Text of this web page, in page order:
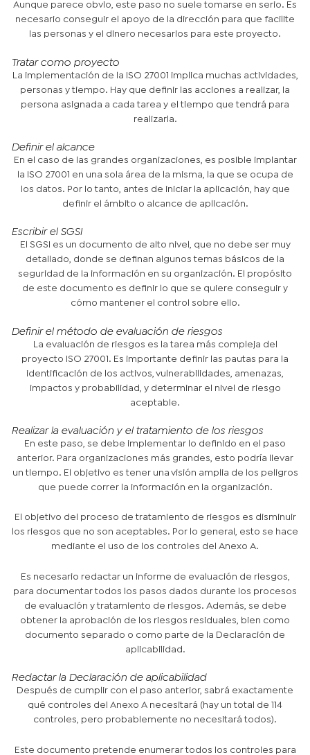
Aunque parece obvio, este paso no suele tomarse en serio. Es
necesario conseguir el apoyo de la dirección para que facilite
las personas y el dinero necesarios para este proyecto.
Tratar como proyecto
La implementación de la ISO 27001 implica muchas actividades,
personas y tiempo. Hay que definir las acciones a realizar, la
persona asignada a cada tarea y el tiempo que tendrá para
realizarla.
Definir el alcance
En el caso de las grandes organizaciones, es posible implantar
la ISO 27001 en una sola área de la misma, la que se ocupa de
los datos. Por lo tanto, antes de iniciar la aplicación, hay que
definir el ámbito o alcance de aplicación.
Escribir el SGSI
El SGSI es un documento de alto nivel, que no debe ser muy
detallado, donde se definan algunos temas básicos de la
seguridad de la información en su organización. El propósito
de este documento es definir lo que se quiere conseguir y
cómo mantener el control sobre ello.
Definir el método de evaluación de riesgos
La evaluación de riesgos es la tarea más compleja del
proyecto ISO 27001. Es importante definir las pautas para la
identificación de los activos, vulnerabilidades, amenazas,
impactos y probabilidad, y determinar el nivel de riesgo
aceptable.
Realizar la evaluación y el tratamiento de los riesgos
En este paso, se debe implementar lo definido en el paso
anterior. Para organizaciones más grandes, esto podría llevar
un tiempo. El objetivo es tener una visión amplia de los peligros
que puede correr la información en la organización.
El objetivo del proceso de tratamiento de riesgos es disminuir
los riesgos que no son aceptables. Por lo general, esto se hace
mediante el uso de los controles del Anexo A.
Es necesario redactar un informe de evaluación de riesgos,
para documentar todos los pasos dados durante los procesos
de evaluación y tratamiento de riesgos. Además, se debe
obtener la aprobación de los riesgos residuales, bien como
documento separado o como parte de la Declaración de
aplicabilidad.
Redactar la Declaración de aplicabilidad
Después de cumplir con el paso anterior, sabrá exactamente
qué controles del Anexo A necesitará (hay un total de 114
controles, pero probablemente no necesitará todos).
Este documento pretende enumerar todos los controles para